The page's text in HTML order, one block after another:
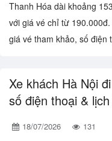
Thanh Hóa dài khoảng
với giá vé chỉ từ
giá vé tham khảo, số điện
Xe khách Hà Nội
số điện thoại &
18/07/2026 131